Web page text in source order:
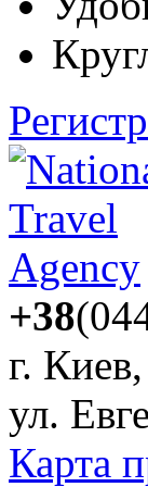
+38
г. Киев,
ул.
Карта